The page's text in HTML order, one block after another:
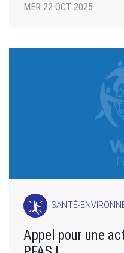
MER 22 OCT 2025
SANTÉ-
Appel pour une